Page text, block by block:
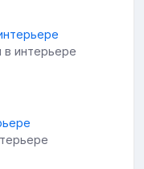
интерьере